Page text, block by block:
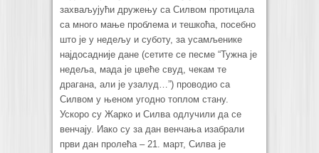
захваљујући дружењу са Силвом протицала
са много мање проблема и тешкоћа, посебно
што је у недељу и суботу, за усамљенике
најдосадније дане (сетите се песме “Тужна је
недеља, мада је цвеће свуд, чекам те
драгана, али је узалуд…”) проводио са
Силвом у њеном угодно топлом стану.
Ускоро су Жарко и Силва одлучили да се
венчају. Иако су за дан венчања изабрали
први дан пролећа – 21. март, Силва је